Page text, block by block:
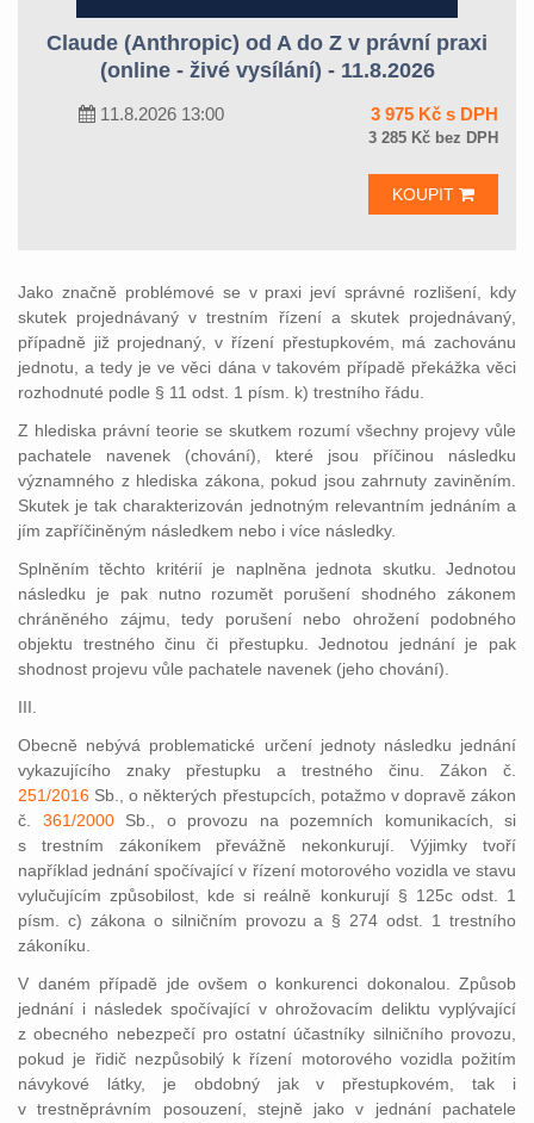
Claude (Anthropic) od A do Z v právní praxi
(online - živé vysílání) - 11.8.2026
11.8.2026 13:00 3 975 Kč s DPH
3 285 Kč bez DPH
KOUPIT
Jako značně problémové se v praxi jeví správné rozlišení, kdy
skutek projednávaný v trestním řízení a skutek projednávaný,
případně již projednaný, v řízení přestupkovém, má zachovánu
jednotu, a tedy je ve věci dána v takovém případě překážka věci
rozhodnuté podle § 11 odst. 1 písm. k) trestního řádu.
Z hlediska právní teorie se skutkem rozumí všechny projevy vůle
pachatele navenek (chování), které jsou příčinou následku
významného z hlediska zákona, pokud jsou zahrnuty zaviněním.
Skutek je tak charakterizován jednotným relevantním jednáním a
jím zapříčiněným následkem nebo i více následky.
Splněním těchto kritérií je naplněna jednota skutku. Jednotou
následku je pak nutno rozumět porušení shodného zákonem
chráněného zájmu, tedy porušení nebo ohrožení podobného
objektu trestného činu či přestupku. Jednotou jednání je pak
shodnost projevu vůle pachatele navenek (jeho chování).
III.
Obecně nebývá problematické určení jednoty následku jednání
vykazujícího znaky přestupku a trestného činu. Zákon č.
251/2016 Sb., o některých přestupcích, potažmo v dopravě zákon
č. 361/2000Sb., o provozu na pozemních komunikacích, si
s trestním zákoníkem převážně nekonkurují. Výjimky tvoří
například jednání spočívající v řízení motorového vozidla ve stavu
vylučujícím způsobilost, kde si reálně konkurují § 125c odst. 1
písm. c) zákona o silničním provozu a § 274 odst. 1 trestního
zákoníku.
V daném případě jde ovšem o konkurenci dokonalou. Způsob
jednání i následek spočívající v ohrožovacím deliktu vyplývající
z obecného nebezpečí pro ostatní účastníky silničního provozu,
pokud je řidič nezpůsobilý k řízení motorového vozidla požitím
návykové látky, je obdobný jak v přestupkovém, tak i
v trestněprávním posouzení, stejně jako v jednání pachatele